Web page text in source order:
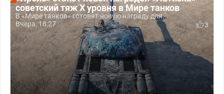
советский тяж X уровня в Мире танков
В «Мире танков» готовят новую награду для...
Вчера, 18:27
3